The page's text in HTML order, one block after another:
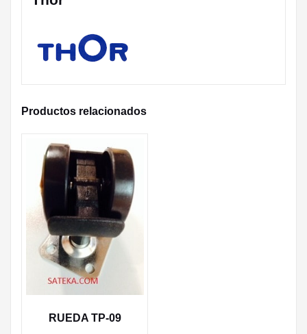
Productos relacionados
RUEDA TP-09